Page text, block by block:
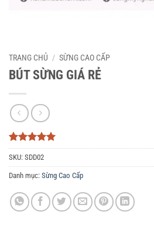
TRANG CHỦ / SỪNG CAO CẤP
BÚT SỪNG GIÁ RẺ
5trên 5
dựa trên
3
đánh giá
SKU: SDD02
Danh mục: Sừng Cao Cấp